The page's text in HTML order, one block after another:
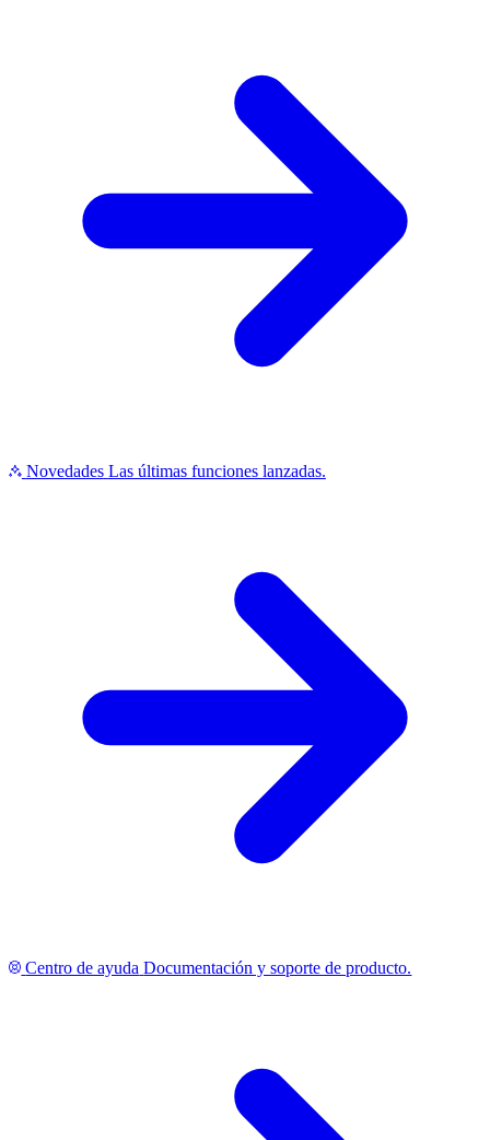
Novedades Las últimas funciones lanzadas.
Centro de ayuda Documentación y soporte de producto.